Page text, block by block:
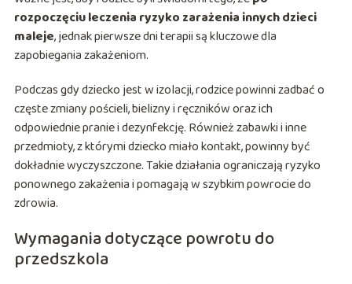
rozpoczęciu leczenia ryzyko zarażenia innych dzieci
maleje, jednak pierwsze dni terapii są kluczowe dla
zapobiegania zakażeniom.
Podczas gdy dziecko jest w izolacji, rodzice powinni zadbać o
częste zmiany pościeli, bielizny i ręczników oraz ich
odpowiednie pranie i dezynfekcję. Również zabawki i inne
przedmioty, z którymi dziecko miało kontakt, powinny być
dokładnie wyczyszczone. Takie działania ograniczają ryzyko
ponownego zakażenia i pomagają w szybkim powrocie do
zdrowia.
Wymagania dotyczące powrotu do
przedszkola